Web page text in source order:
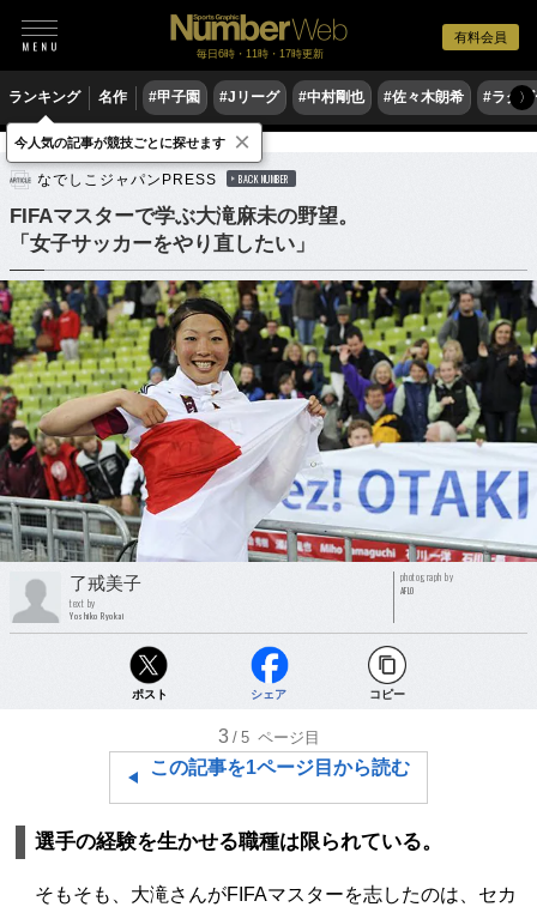
有料会員
毎日6時・11時・17時更新
ランキング 名作 #甲子園 #Jリーグ #中村剛也 #佐々木朗希 #ラグ〉
サッカー サッカー日本代表
なでしこジャパンPRESS BACK NUMBER
FIFAマスターで学ぶ大滝麻未の野望。
「女子サッカーをやり直したい」
了戒美子
text by
Yoshiko Ryokai
photograph by
AFLO
ポスト シェア コピー
3 /5 ページ目
この記事を1ページ目から読む
選手の経験を生かせる職種は限られている。
そもそも、大滝さんがFIFAマスターを志したのは、セカ
今人気の記事が競技ごとに探せます ×